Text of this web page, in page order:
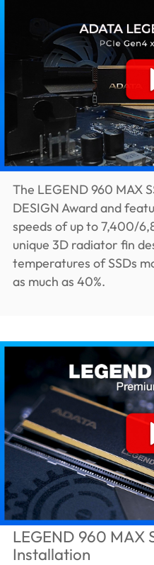
The LEGEND 960 MAX
DESIGN Award and
speeds of up to 7,400/
unique 3D radiator fin
temperatures of SSDs
as much as 40%.
LEGEND 960 MAX
Installation